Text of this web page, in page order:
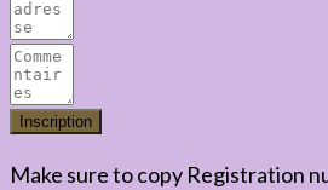
Make sure to copy Registration